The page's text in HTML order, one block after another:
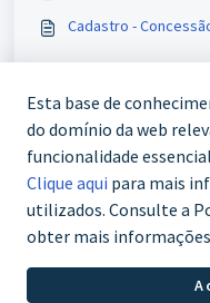
Cadastro -
Esta base de
do domínio da web
funcionalidade
Clique aqui para mais
utilizados. Consulte a
obter mais